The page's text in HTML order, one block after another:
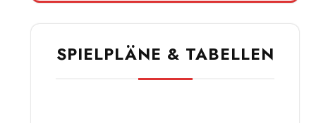
SPIELPLÄNE & TABELLEN